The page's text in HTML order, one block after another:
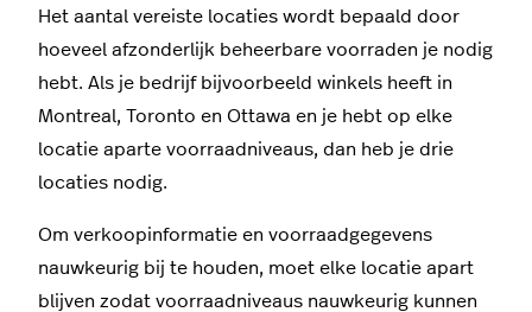
Het aantal vereiste locaties wordt bepaald door
hoeveel afzonderlijk beheerbare voorraden je nodig
hebt. Als je bedrijf bijvoorbeeld winkels heeft in
Montreal, Toronto en Ottawa en je hebt op elke
locatie aparte voorraadniveaus, dan heb je drie
locaties nodig.
Om verkoopinformatie en voorraadgegevens
nauwkeurig bij te houden, moet elke locatie apart
blijven zodat voorraadniveaus nauwkeurig kunnen